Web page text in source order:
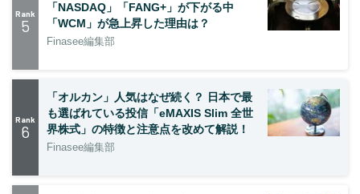
Rank
5
「NASDAQ」「FANG+」が下がる中
「WCM」が急上昇した理由は？
Finasee編集部
Rank
6
「オルカン」人気はなぜ続く？ 日本で最
も選ばれている投信「eMAXIS Slim 全世
界株式」の特徴と注意点を改めて解説！
Finasee編集部